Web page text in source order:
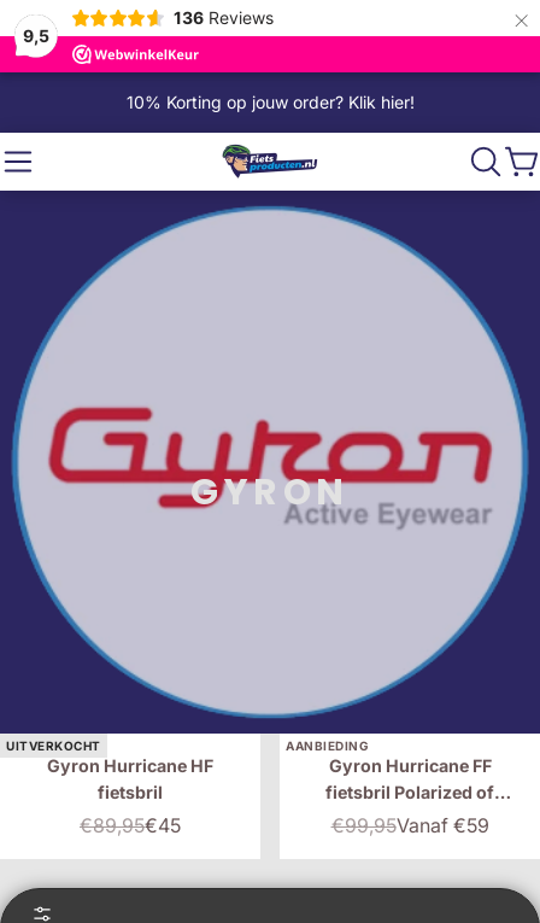
9,5
136 Reviews ×
10% Korting op jouw order? Klik hier!
GYRON
UITVERKOCHT
Gyron Hurricane HF
fietsbril
€89,95€45
AANBIEDING
Gyron Hurricane FF
fietsbril Polarized of
Photochromic fietsbril
€99,95Vanaf €59